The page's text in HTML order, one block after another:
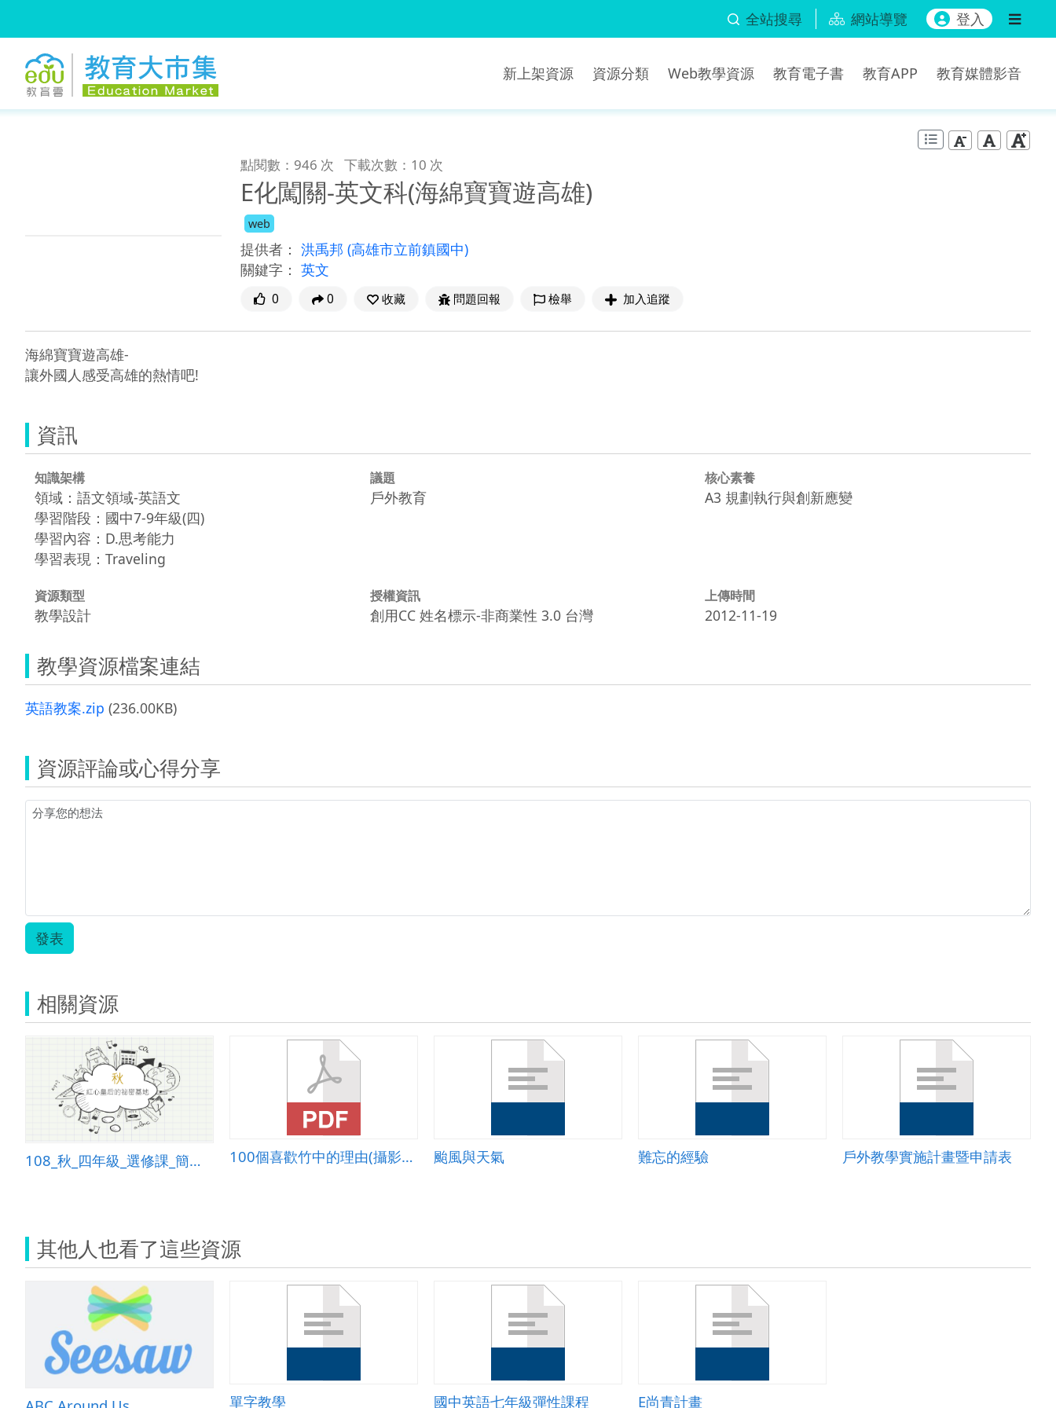
全站搜尋 網站導覽 登入
新上架資源 資源分類 Web教學資源 教育電子書 教育APP 教育媒體影音
點閱數：946 次 下載次數：10 次
E化闖關-英文科(海綿寶寶遊高雄)
web
提供者： 洪禹邦 (高雄市立前鎮國中)
關鍵字： 英文
0 0 收藏 問題回報 檢舉 加入追蹤
海綿寶寶遊高雄-
資訊
知識架構
領域：語文領域-英語文
學習階段：國中7-9年級(四)
學習內容：D.思考能力
學習表現：Traveling
議題
戶外教育
核心素養
A3 規劃執行與創新應變
資源類型
教學設計
授權資訊
創用CC 姓名標示-非商業性 3.0 台灣
上傳時間
2012-11-19
教學資源檔案連結
英語教案.zip (236.00KB)
資源評論或心得分享
發表
相關資源
108_秋_四年級_選修課_簡報教學_默契解說 100個喜歡竹中的理由(攝影篇) 颱風與天氣 難忘的經驗 戶外教學實施計畫暨申請表
其他人也看了這些資源
單字教學 國中英語七年級彈性課程 E尚青計畫